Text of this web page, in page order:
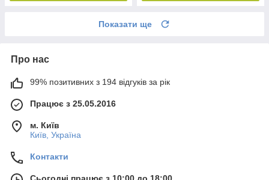
Показати ще
Про нас
99% позитивних з 194 відгуків за рік
Працює з 25.05.2016
м. Київ
Київ, Україна
Контакти